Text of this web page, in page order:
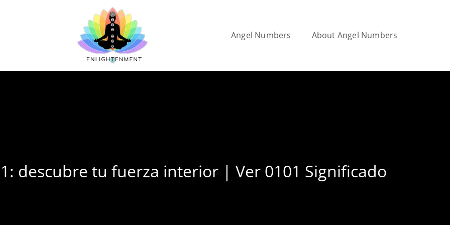
Angel Numbers About Angel Numbers
descubre tu fuerza interior | Ver 0101 Significado